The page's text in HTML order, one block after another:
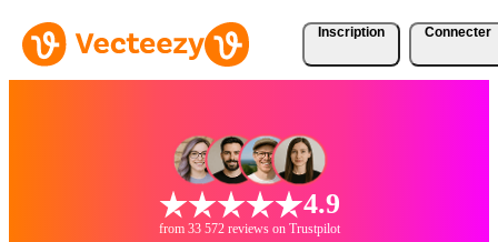
Inscription Connecter
4.9
from 33 572 reviews on Trustpilot